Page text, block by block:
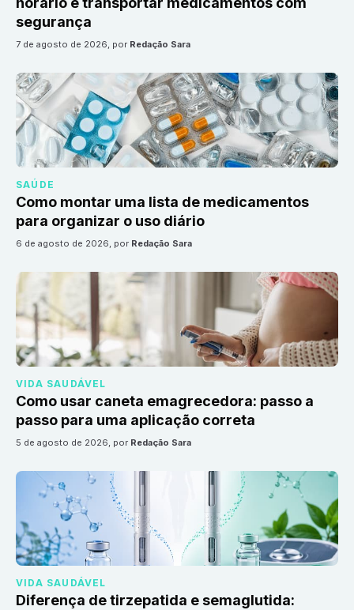
segurança
7 de agosto de 2026, por Redação Sara
SAÚDE
Como montar uma lista de medicamentos
para organizar o uso diário
6 de agosto de 2026, por Redação Sara
VIDA SAUDÁVEL
Como usar caneta emagrecedora: passo a
passo para uma aplicação correta
5 de agosto de 2026, por Redação Sara
VIDA SAUDÁVEL
Diferença de tirzepatida e semaglutida: